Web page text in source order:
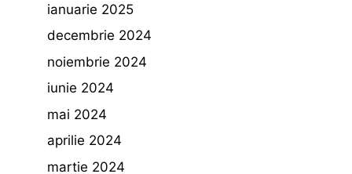
ianuarie 2025
decembrie 2024
noiembrie 2024
iunie 2024
mai 2024
aprilie 2024
martie 2024